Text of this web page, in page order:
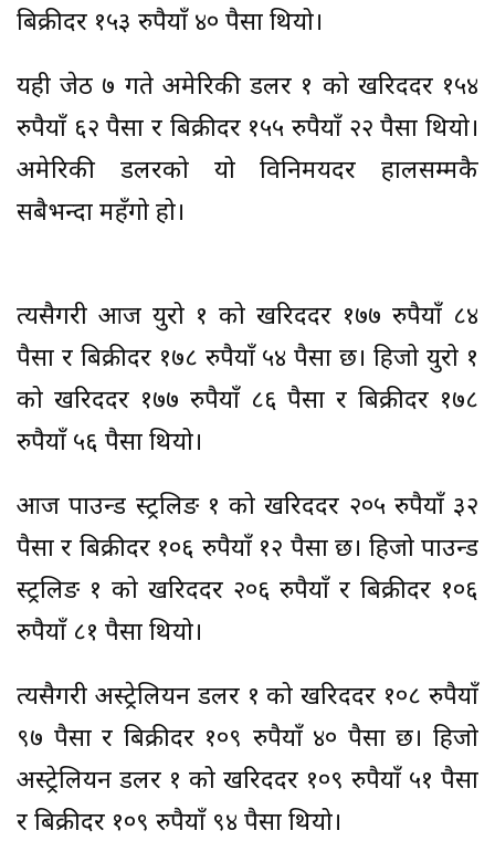
बिक्रीदर १५३ रुपैयाँ ४० पैसा थियो।
यही जेठ ७ गते अमेरिकी डलर १ को खरिददर १५४
रुपैयाँ ६२ पैसा र बिक्रीदर १५५ रुपैयाँ २२ पैसा थियो।
अमेरिकी डलरको यो विनिमयदर हालसम्मकै
सबैभन्दा महँगो हो।
त्यसैगरी आज युरो १ को खरिददर १७७ रुपैयाँ ८४
पैसा र बिक्रीदर १७८ रुपैयाँ ५४ पैसा छ। हिजो युरो १
को खरिददर १७७ रुपैयाँ ८६ पैसा र बिक्रीदर १७८
रुपैयाँ ५६ पैसा थियो।
आज पाउन्ड स्ट्रलिङ १ को खरिददर २०५ रुपैयाँ ३२
पैसा र बिक्रीदर १०६ रुपैयाँ १२ पैसा छ। हिजो पाउन्ड
स्ट्रलिङ १ को खरिददर २०६ रुपैयाँ र बिक्रीदर १०६
रुपैयाँ ८१ पैसा थियो।
त्यसैगरी अस्ट्रेलियन डलर १ को खरिददर १०८ रुपैयाँ
९७ पैसा र बिक्रीदर १०९ रुपैयाँ ४० पैसा छ। हिजो
अस्ट्रेलियन डलर १ को खरिददर १०९ रुपैयाँ ५१ पैसा
र बिक्रीदर १०९ रुपैयाँ ९४ पैसा थियो।